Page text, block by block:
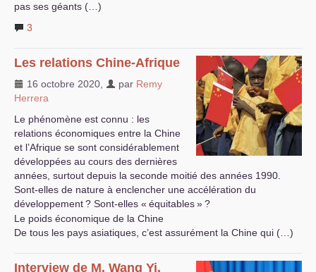
pas ses géants (…)
3
Les relations Chine-Afrique
16 octobre 2020 par Remy
Herrera
Le phénomène est connu : les
relations économiques entre la Chine
et l’Afrique se sont considérablement
développées au cours des dernières
années, surtout depuis la seconde moitié des années 1990.
Sont-elles de nature à enclencher une accélération du
développement? Sont-elles « équitables»?
Le poids économique de la Chine
De tous les pays asiatiques, c’est assurément la Chine qui (…)
Interview de M. Wang Yi,